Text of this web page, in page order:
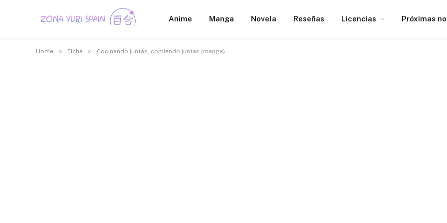
Anime Manga Novela Reseñas Licencias Próximas
Home » Ficha » Cocinando juntas, comiendo juntas (manga)